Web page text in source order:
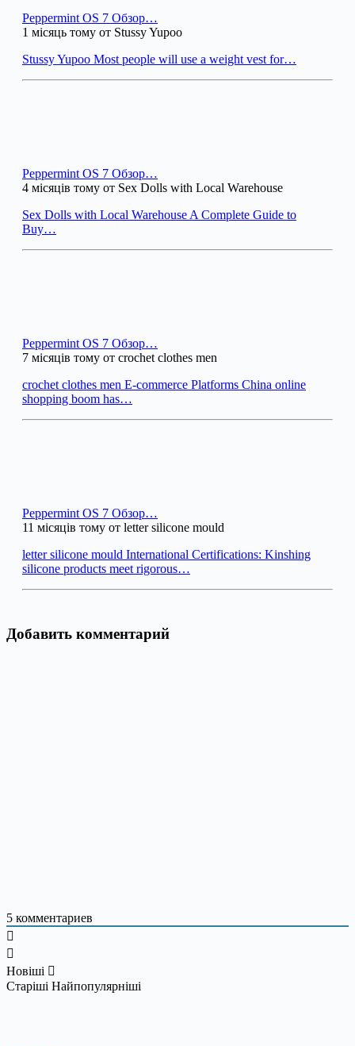
Peppermint OS 7 Обзор…
1 місяць тому от Stussy Yupoo
Stussy Yupoo Most people will use a weight vest for…
Peppermint OS 7 Обзор…
4 місяців тому от Sex Dolls with Local Warehouse
Sex Dolls with Local Warehouse A Complete Guide to
Buy…
Peppermint OS 7 Обзор…
7 місяців тому от crochet clothes men
crochet clothes men E-commerce Platforms China online
shopping boom has…
Peppermint OS 7 Обзор…
11 місяців тому от letter silicone mould
letter silicone mould International Certifications: Kinshing
silicone products meet rigorous…
Добавить комментарий
5 комментариев
Новіші
Старіші Найпопулярніші